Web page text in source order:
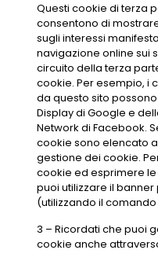
Questi cookie di terza
consentono di
sugli interessi
navigazione online sui
circuito della terza
cookie. Per esempio, i
da questo sito
Display di Google e
Network di Facebook.
cookie sono elencato
gestione dei cookie.
cookie ed esprimere
puoi utilizzare il
(utilizzando il comando
3 – Ricordati che puoi
cookie anche